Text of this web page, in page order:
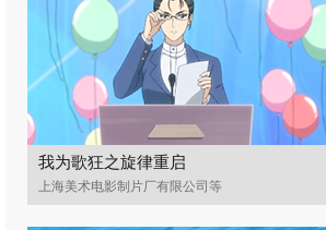
我为歌狂之旋律重启
上海美术电影制片厂有限公司等